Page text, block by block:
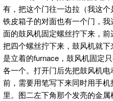
有，把这个门往一边拉（我这
铁皮箱子的对面也有一个门，
面的鼓风机固定螺丝拧下来，前
把四个螺丝拧下来，鼓风机就
是立着的furnace，鼓风机固定
各一个。打开门后先把鼓风机
前，需要用笔写下来同时用手
里。图二左下角那个发亮的金